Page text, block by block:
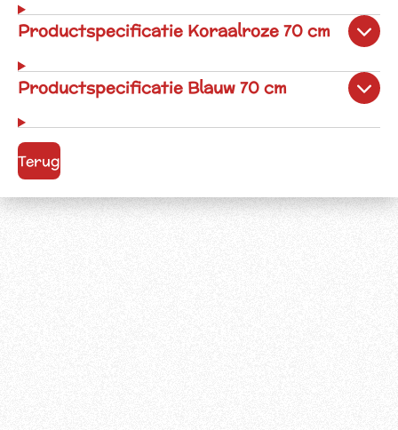
Productspecificatie Koraalroze 70 cm
Productspecificatie Blauw 70 cm
Terug